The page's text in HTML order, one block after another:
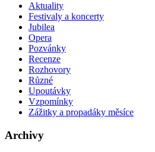
Aktuality
Festivaly a koncerty
Jubilea
Opera
Pozvánky
Recenze
Rozhovory
Různé
Upoutávky
Vzpomínky
Zážitky a propadáky měsíce
Archivy